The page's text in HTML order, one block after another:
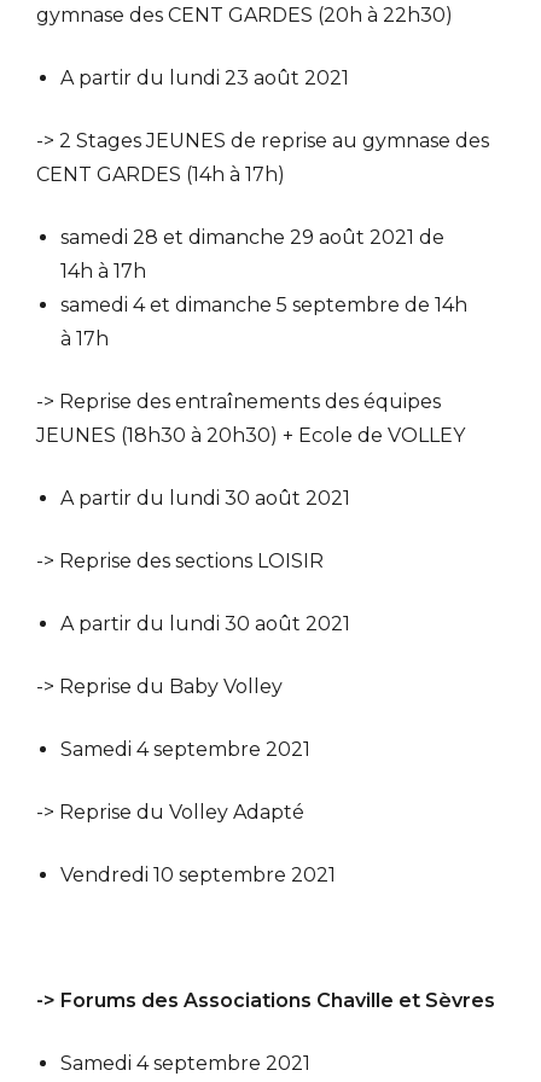
gymnase des CENT GARDES (20h à 22h30)
A partir du lundi 23 août 2021
-> 2 Stages JEUNES de reprise au gymnase des
CENT GARDES (14h à 17h)
samedi 28 et dimanche 29 août 2021 de
14h à 17h
samedi 4 et dimanche 5 septembre de 14h
à 17h
-> Reprise des entraînements des équipes
JEUNES (18h30 à 20h30) + Ecole de VOLLEY
A partir du lundi 30 août 2021
-> Reprise des sections LOISIR
A partir du lundi 30 août 2021
-> Reprise du Baby Volley
Samedi 4 septembre 2021
-> Reprise du Volley Adapté
Vendredi 10 septembre 2021
-> Forums des Associations Chaville et Sèvres
Samedi 4 septembre 2021